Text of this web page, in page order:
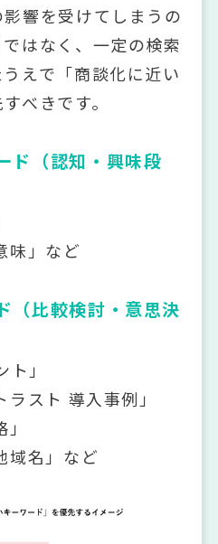
響を受けてしまうの
はなく、一定の検索
えで「商談化に近い
べきです。
ド（認知・興味段
味」など
（比較検討・意思決
」
スト 導入事例」
域名」など